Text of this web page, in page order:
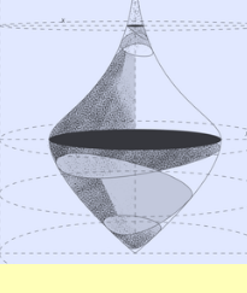
der Stakeholder
Managementmodelle vor
Angesichts dieser
und
separate Prozesse
miteinander verknüpfte
Ziel: die Sicherung der
und der Aufbau
nachhaltigen Grundlage.